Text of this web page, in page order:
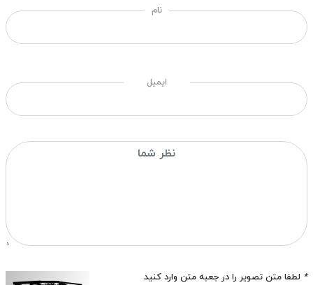
نام
ایمیل
* لطفا متن تصویر را در جعبه متن وارد کنید